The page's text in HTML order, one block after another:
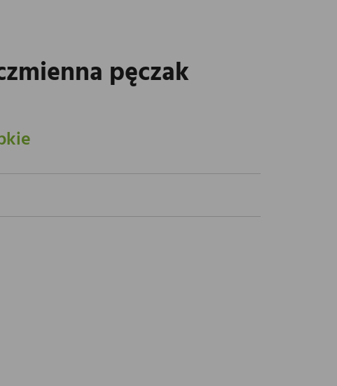
pęczak